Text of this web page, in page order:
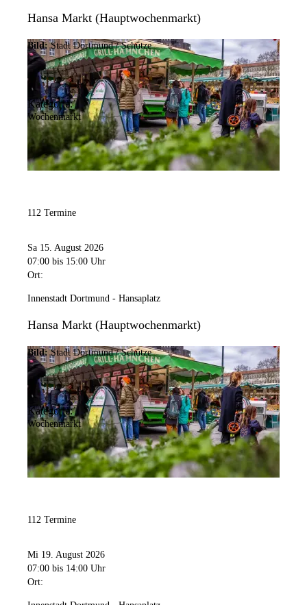
Hansa Markt (Hauptwochenmarkt)
Bild: Stadt Dortmund / Schütze
Kategorie:
Wochenmarkt
112 Termine
Sa 15. August 2026
07:00 bis 15:00 Uhr
Ort:
Innenstadt Dortmund - Hansaplatz
Hansa Markt (Hauptwochenmarkt)
Bild: Stadt Dortmund / Schütze
Kategorie:
Wochenmarkt
112 Termine
Mi 19. August 2026
07:00 bis 14:00 Uhr
Ort: